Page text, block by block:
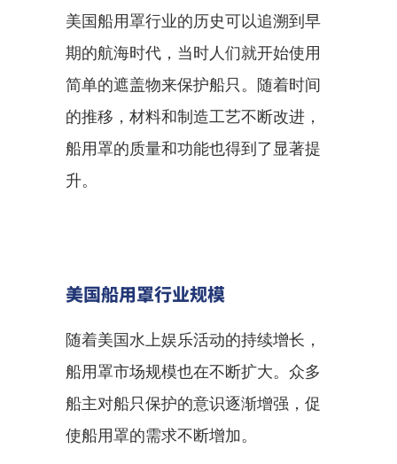
美国船用罩行业的历史可以追溯到早
期的航海时代，当时人们就开始使用
简单的遮盖物来保护船只。随着时间
的推移，材料和制造工艺不断改进，
船用罩的质量和功能也得到了显著提
升。
美国船用罩行业规模
随着美国水上娱乐活动的持续增长，
船用罩市场规模也在不断扩大。众多
船主对船只保护的意识逐渐增强，促
使船用罩的需求不断增加。